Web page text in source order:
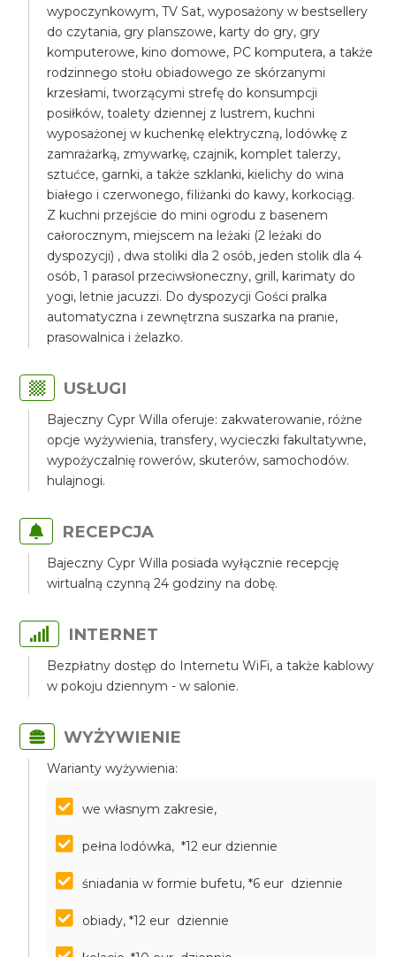
wypoczynkowym, TV Sat, wyposażony w bestsellery
do czytania, gry planszowe, karty do gry, gry
komputerowe, kino domowe, PC komputera, a także
rodzinnego stołu obiadowego ze skórzanymi
krzesłami, tworzącymi strefę do konsumpcji
posiłków, toalety dziennej z lustrem, kuchni
wyposażonej w kuchenkę elektryczną, lodówkę z
zamrażarką, zmywarkę, czajnik, komplet talerzy,
sztućce, garnki, a także szklanki, kielichy do wina
białego i czerwonego, filiżanki do kawy, korkociąg.
Z kuchni przejście do mini ogrodu z basenem
całorocznym, miejscem na leżaki (2 leżaki do
dyspozycji) , dwa stoliki dla 2 osób, jeden stolik dla 4
osób, 1 parasol przeciwsłoneczny, grill, karimaty do
yogi, letnie jacuzzi. Do dyspozycji Gości pralka
automatyczna i zewnętrzna suszarka na pranie,
prasowalnica i żelazko.
USŁUGI
Bajeczny Cypr Willa oferuje: zakwaterowanie, różne
opcje wyżywienia, transfery, wycieczki fakultatywne,
wypożyczalnię rowerów, skuterów, samochodów.
hulajnogi.
RECEPCJA
Bajeczny Cypr Willa posiada wyłącznie recepcję
wirtualną czynną 24 godziny na dobę.
INTERNET
Bezpłatny dostęp do Internetu WiFi, a także kablowy
w pokoju dziennym - w salonie.
WYŻYWIENIE
Warianty wyżywienia:
we własnym zakresie,
pełna lodówka, *12 eur dziennie
śniadania w formie bufetu, *6 eur dziennie
obiady, *12 eur dziennie